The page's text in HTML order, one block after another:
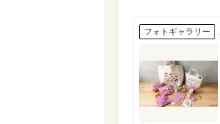
フォトギャラリー